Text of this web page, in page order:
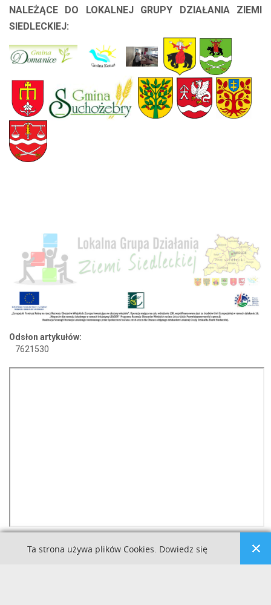
NALEŻĄCE DO LOKALNEJ GRUPY DZIAŁANIA ZIEMI
SIEDLECKIEJ:
Odsłon artykułów:
7621530
Ta strona używa plików Cookies. Dowiedz się